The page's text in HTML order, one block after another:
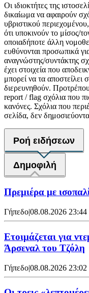
Οι ιδιοκτήτες της
δικαίωμα να αφαιρούν
υβριστικού
ότι υποκινούν το μίσος/
οποιαδήποτε άλλη
ευθύνονται προσωπικά
αναγνώστης/συντάκτης
έχει στοιχεία που
μπορεί να τα αποστείλει
διερευνηθούν.
report / flag σχόλια που
κανόνες. Σχόλια που
σελίδα, δεν
Ροή ειδήσεων
Δημοφιλή
Πρεμιέρα με
Γήπεδο|08.08.2026 23:44
Ετοιμάζεται για
Άρσεναλ του Τζόλη
Γήπεδο|08.08.2026 23:02